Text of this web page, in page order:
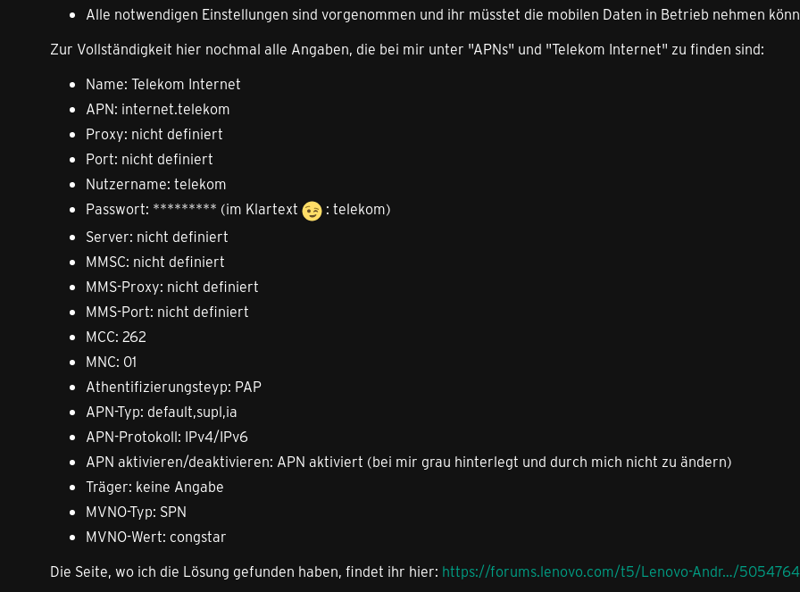
Alle notwendigen Einstellungen sind vorgenommen und ihr müsstet die mobilen Daten in Betrieb nehmen
Zur Vollständigkeit hier nochmal alle Angaben, die bei mir unter "APNs" und "Telekom Internet" zu finden sind:
Name: Telekom Internet
APN: internet.telekom
Proxy: nicht definiert
Port: nicht definiert
Nutzername: telekom
Passwort: ********* (im Klartext
: telekom)
Server: nicht definiert
MMSC: nicht definiert
MMS-Proxy: nicht definiert
MMS-Port: nicht definiert
MCC: 262
MNC: 01
Athentifizierungsteyp: PAP
APN-Typ: default,supl,ia
APN-Protokoll: IPv4/IPv6
APN aktivieren/deaktivieren: APN aktiviert (bei mir grau hinterlegt und durch mich nicht zu ändern)
Träger: keine Angabe
MVNO-Typ: SPN
MVNO-Wert: congstar
Die Seite, wo ich die Lösung gefunden haben, findet ihr hier: https://forums.lenovo.com/t5/Lenovo-Andr…/